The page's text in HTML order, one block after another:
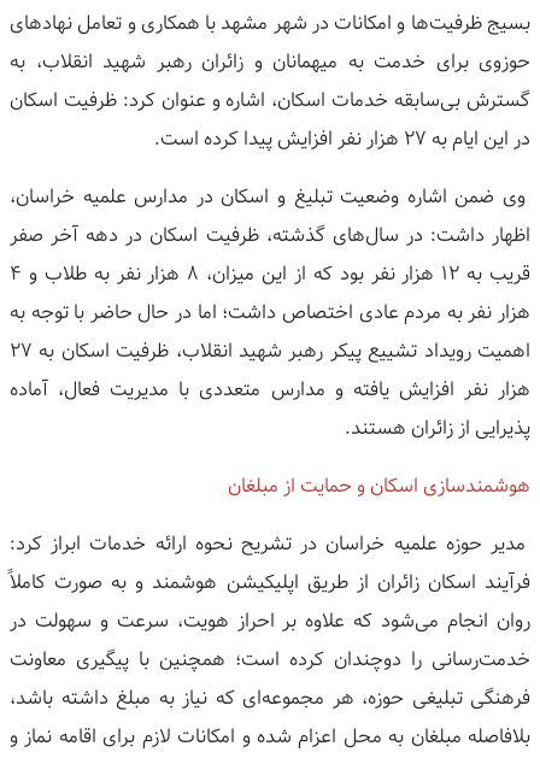
بسیج ظرفیت‌ها و امکانات در شهر مشهد با همکاری و تعامل نهادهای
حوزوی برای خدمت به میهمانان و زائران رهبر شهید انقلاب، به
گسترش بی‌سابقه خدمات اسکان، اشاره و عنوان کرد: ظرفیت اسکان
در این ایام به ۲۷ هزار نفر افزایش پیدا کرده است.
وی ضمن اشاره وضعیت تبلیغ و اسکان در مدارس علمیه خراسان،
اظهار داشت: در سال‌های گذشته، ظرفیت اسکان در دهه آخر صفر
قریب به ۱۲ هزار نفر بود که از این میزان، ۸ هزار نفر به طلاب و ۴
هزار نفر به مردم عادی اختصاص داشت؛ اما در حال حاضر با توجه به
اهمیت رویداد تشییع پیکر رهبر شهید انقلاب، ظرفیت اسکان به ۲۷
هزار نفر افزایش یافته و مدارس متعددی با مدیریت فعال، آماده
پذیرایی از زائران هستند.
هوشمندسازی اسکان و حمایت از مبلغان
مدیر حوزه علمیه خراسان در تشریح نحوه ارائه خدمات ابراز کرد:
فرآیند اسکان زائران از طریق اپلیکیشن هوشمند و به صورت کاملاً
روان انجام می‌شود که علاوه بر احراز هویت، سرعت و سهولت در
خدمت‌رسانی را دوچندان کرده است؛ همچنین با پیگیری معاونت
فرهنگی تبلیغی حوزه، هر مجموعه‌ای که نیاز به مبلغ داشته باشد،
بلافاصله مبلغان به محل اعزام شده و امکانات لازم برای اقامه نماز و